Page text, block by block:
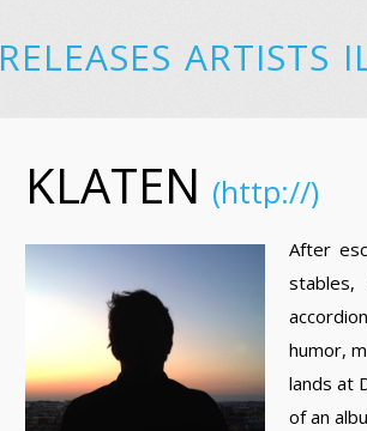
RELEASES ARTISTS
KLATEN (http://)
After
stables,
humor,
lands at
of an